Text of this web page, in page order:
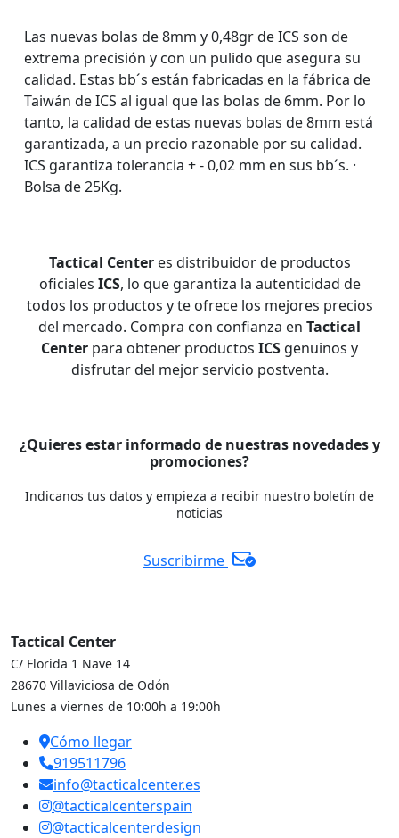
Las nuevas bolas de 8mm y 0,48gr de ICS son de
extrema precisión y con un pulido que asegura su
calidad. Estas bb´s están fabricadas en la fábrica de
Taiwán de ICS al igual que las bolas de 6mm. Por lo
tanto, la calidad de estas nuevas bolas de 8mm está
garantizada, a un precio razonable por su calidad.
ICS garantiza tolerancia + - 0,02 mm en sus bb´s. ·
Bolsa de 25Kg.
Tactical Centeres distribuidor de productos
oficiales ICS, lo que garantiza la autenticidad de
todos los productos y te ofrece los mejores precios
del mercado. Compra con confianza en Tactical
Center para obtener productos ICS genuinos y
disfrutar del mejor servicio postventa.
¿Quieres estar informado de nuestras novedades y
promociones?
Indicanos tus datos y empieza a recibir nuestro boletín de
noticias
Suscribirme
Tactical Center
C/ Florida 1 Nave 14
28670 Villaviciosa de Odón
Lunes a viernes de 10:00h a 19:00h
Cómo llegar
919511796
info@tacticalcenter.es
@tacticalcenterspain
@tacticalcenterdesign